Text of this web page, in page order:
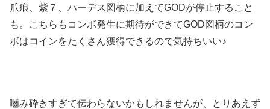
爪痕、紫７、ハーデス図柄に加えてGODが停止すること
も。こちらもコンボ発生に期待ができてGOD図柄のコン
ボはコインをたくさん獲得できるので気持ちいい♪
嚙み砕きすぎて伝わらないかもしれませんが、とりあえず